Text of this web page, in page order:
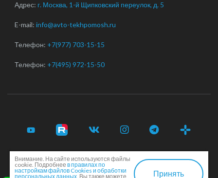
Адрес: г. Москва, 1-й Щипковский переулок, д. 5
E-mail: info@avto-tekhpomosh.ru
Телефон: +7(977) 703-15-15
Телефон: +7(495) 972-15-50
© 2017-2026 Срочная автотехпомощь легковым и
грузовым автомобилям в Москве и Московской области ·
Внимание. На сайте используются файлы
cookie. Подробнее в правилах по
настройкам файлов Cookies и обработки
персональных данных. Вы также можете Принять